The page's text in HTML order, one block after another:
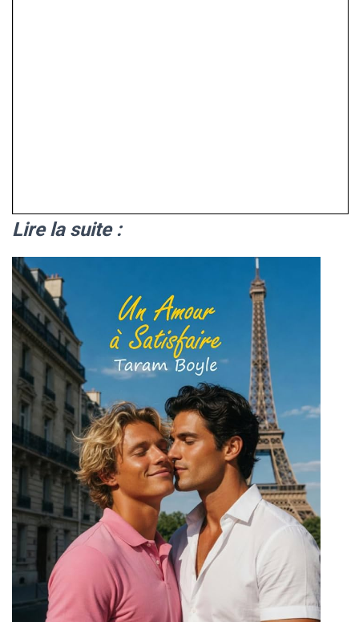
Lire la suite :